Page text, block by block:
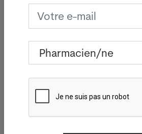
Pharmacien/ne
Assistant/e en pharmacie
Délégué/e médical/e
Autre